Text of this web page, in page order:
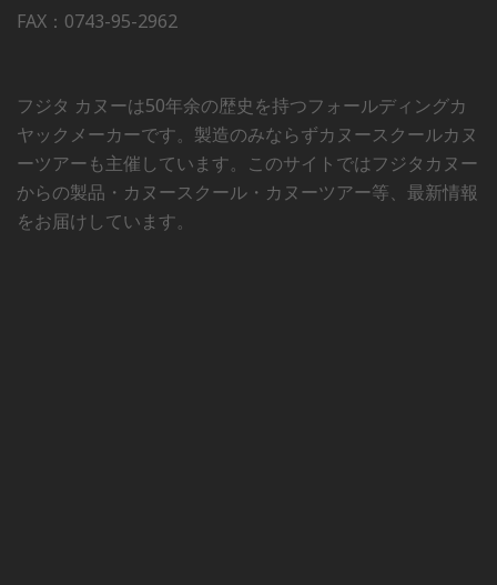
FAX：0743-95-2962
フジタ カヌーは50年余の歴史を持つフォールディングカ
ヤックメーカーです。製造のみならずカヌースクールカヌ
ーツアーも主催しています。このサイトではフジタカヌー
からの製品・カヌースクール・カヌーツアー等、最新情報
をお届けしています。